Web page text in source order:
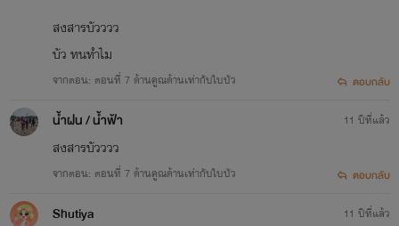
*** นิยายเรื่องนี้สร้างจากจินตนาการของผู้แต่งเท่านั้นนะคะ ***
***สถานที่ในเรื่องและตัวละครล้วนแต่เป็นการตั้งสมมติขึ้นมาเอง
มีข้อผิดพลาดตรงไหนไปขออภัยด้วยนะคะ พิมพ์ตกหล่นไปก็ขอ
ภัยด้วยคะ ***
สงสารบัวววว
บัว ทนทำไม
จากตอน: ตอนที่ 7 ด้านคูณด้านเท่ากับใบบัว ตอบกลับ
น้ำฝน / น้ำฟ้า
สงสารบัวววว
จากตอน: ตอนที่ 7 ด้านคูณด้านเท่ากับใบบัว
11 ปีที่แล้ว
ตอบกลับ
Shutiya 11 ปีที่แล้ว